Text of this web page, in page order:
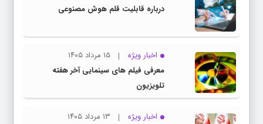
درباره قابلیت قلم هوش مصنوعی
اخبار ویژه
۱۵ مرداد ۱۴۰۵
معرفی فیلم های سینمایی آخر هفته
تلویزیون
اخبار ویژه
۱۳ مرداد ۱۴۰۵